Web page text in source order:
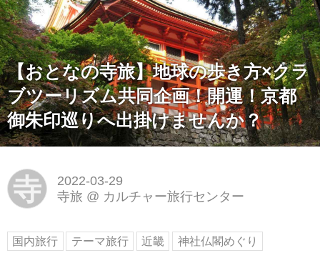
【おとなの寺旅】地球の歩き方×クラ
ブツーリズム共同企画！開運！京都
御朱印巡りへ出掛けませんか？
寺
2022-03-29
寺旅 @ カルチャー旅行センター
国内旅行 テーマ旅行 近畿
神社仏閣めぐり